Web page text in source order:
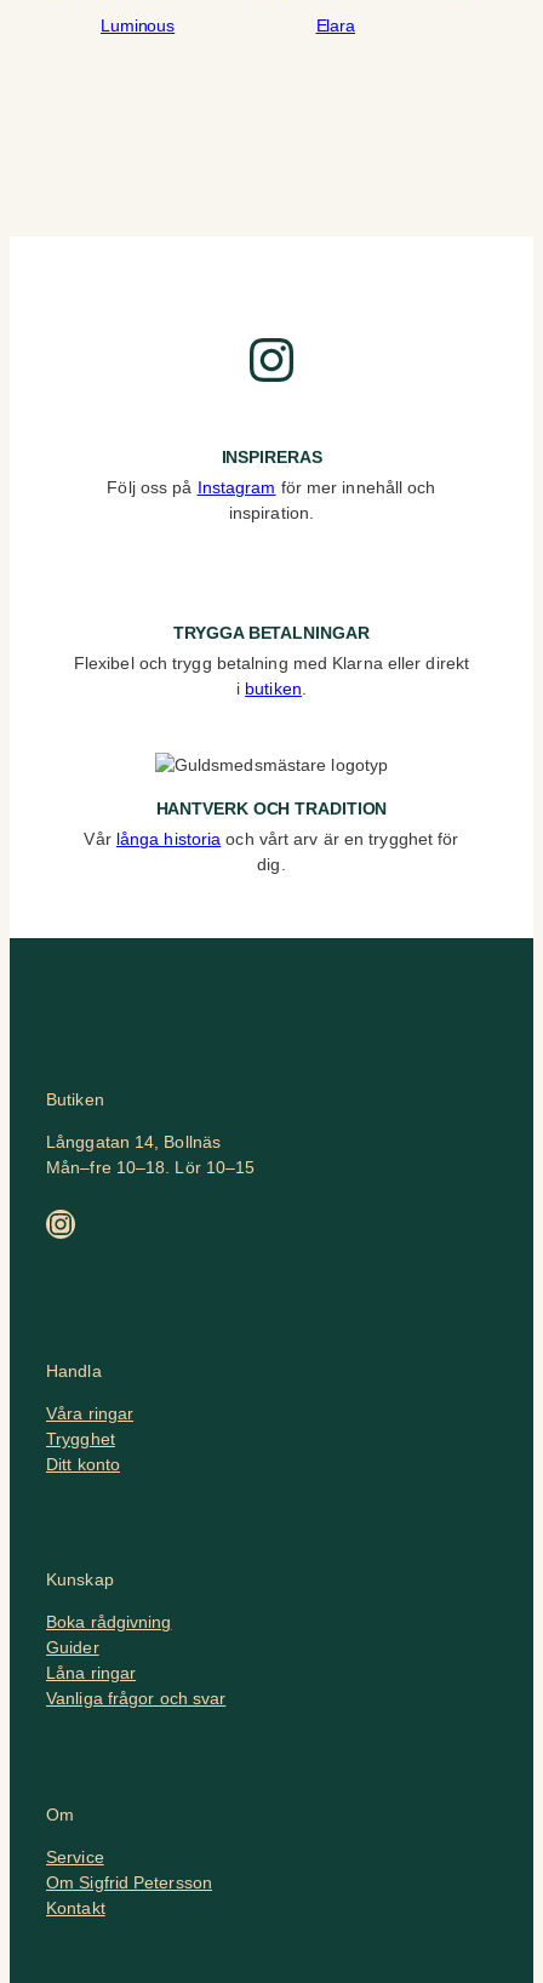
Luminous Elara
Instagram
INSPIRERAS
Följ oss på Instagram för mer innehåll och
inspiration.
TRYGGA BETALNINGAR
Flexibel och trygg betalning med Klarna eller direkt
i butiken
HANTVERK OCH TRADITION
Vår långa historia och vårt arv är en trygghet för
dig.
Butiken
Långgatan 14, Bollnäs
Mån–fre 10–18. Lör 10–15
Instagram
Handla
Våra ringar
Trygghet
Ditt konto
Kunskap
Boka rådgivning
Guider
Låna ringar
Vanliga frågor och svar
Om
Service
Om Sigfrid Petersson
Kontakt